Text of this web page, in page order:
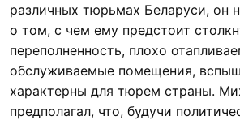
различных тюрьмах Беларуси, он
о том, с чем ему предстоит
переполненность, плохо
обслуживаемые помещения,
характерны для тюрем страны.
предполагал, что, будучи